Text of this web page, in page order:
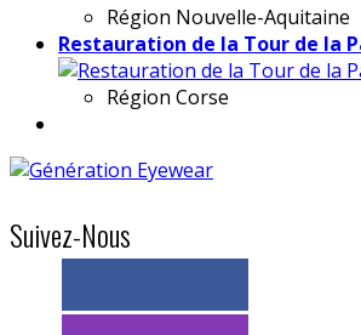
Région Nouvelle-Aquitaine
Restauration de la Tour de la
Région Corse
Suivez-Nous
> 11k abonnés